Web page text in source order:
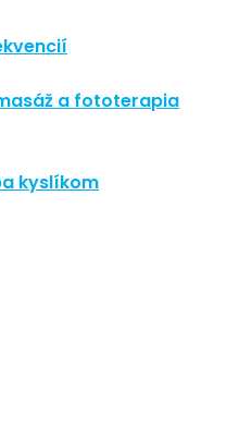
a fototerapia
kyslíkom